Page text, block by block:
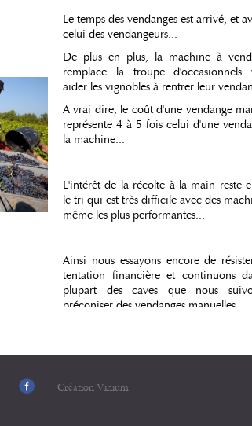
Le temps des vendanges est arrivé, et
celui des vendangeurs...
De plus en plus, la machine à
remplace la troupe d'occasionnels
aider les vignobles à rentrer leur
A vrai dire, le coût d'une vendange
représente 4 à 5 fois celui d'une
la machine...
L'intérêt de la récolte à la main reste
le tri qui est très difficile avec des
même les plus performantes...
Ainsi nous essayons encore de
tentation financière et continuons
plupart des caves que nous
préconiser des vendanges manuelles...
Création Vinium